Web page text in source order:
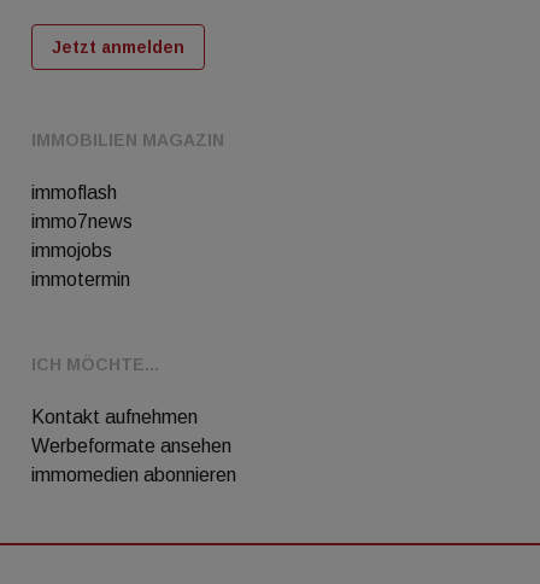
IMMOBILIEN MAGAZIN
immoflash
immo7news
immojobs
immotermin
ICH MÖCHTE...
Kontakt aufnehmen
Werbeformate ansehen
immomedien abonnieren
Jetzt anmelden